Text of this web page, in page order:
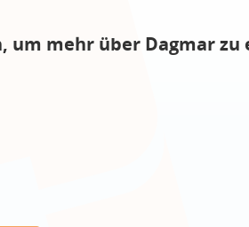
um mehr über Dagmar zu